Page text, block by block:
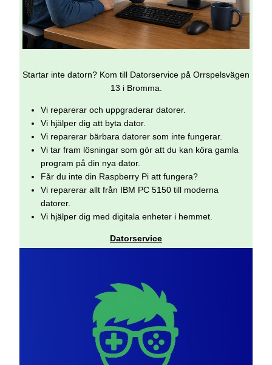
Startar inte datorn? Kom till Datorservice på Orrspelsvägen
13 i Bromma.
Vi reparerar och uppgraderar datorer.
Vi hjälper dig att byta dator.
Vi reparerar bärbara datorer som inte fungerar.
Vi tar fram lösningar som gör att du kan köra gamla
program på din nya dator.
Får du inte din Raspberry Pi att fungera?
Vi reparerar allt från IBM PC 5150 till moderna
datorer.
Vi hjälper dig med digitala enheter i hemmet.
Datorservice